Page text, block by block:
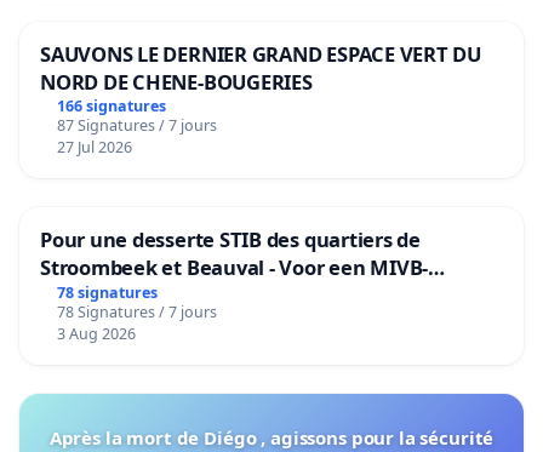
SAUVONS LE DERNIER GRAND ESPACE VERT DU
NORD DE CHENE-BOUGERIES
166 signatures
87 Signatures / 7 jours
27 Jul 2026
Pour une desserte STIB des quartiers de
Stroombeek et Beauval - Voor een MIVB-
bediening van de wijken Strombeek en Het
Voor
78 signatures
78 Signatures / 7 jours
3 Aug 2026
Après la mort de Diégo , agissons pour la sécurité